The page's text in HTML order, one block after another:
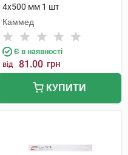
4х500 мм 1 шт
Каммед
Є в наявності
від 81.00 грн
КУПИТИ